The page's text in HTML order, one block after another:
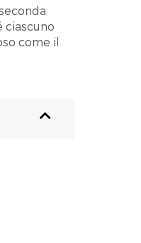
ciascuno
come il